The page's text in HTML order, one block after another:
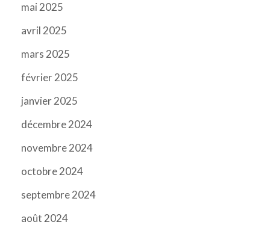
mai 2025
avril 2025
mars 2025
février 2025
janvier 2025
décembre 2024
novembre 2024
octobre 2024
septembre 2024
août 2024